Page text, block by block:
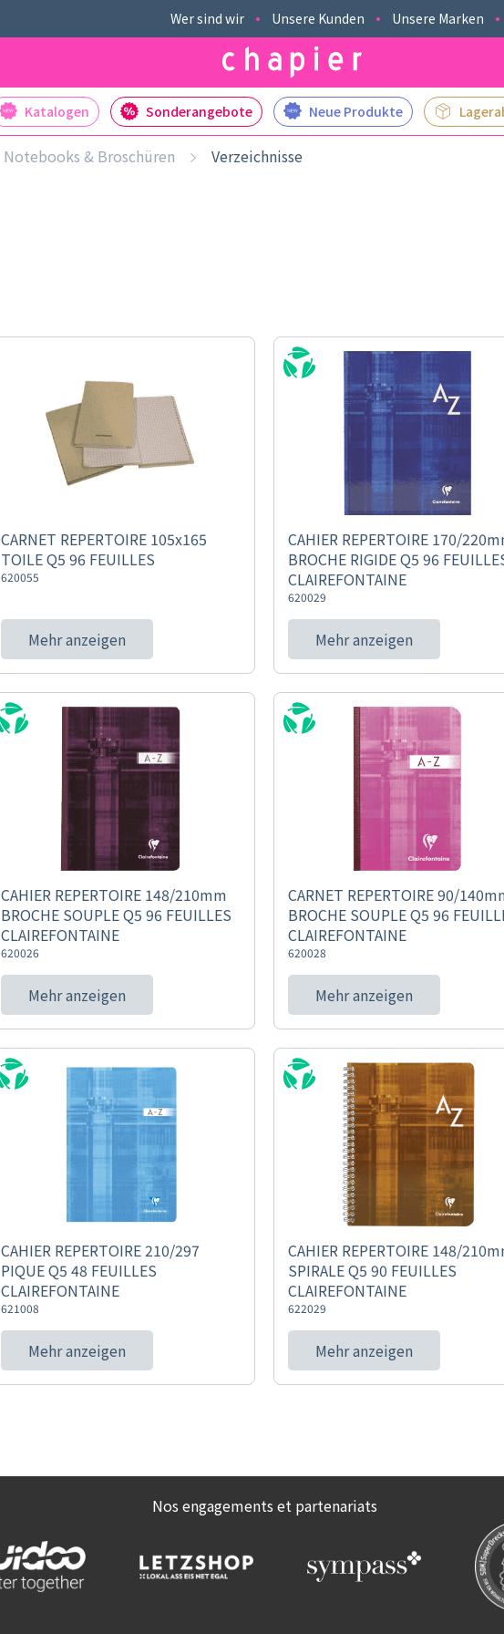
Wer sind wir Unsere Kunden Unsere Marken
Katalogen Sonderangebote Neue Produkte
Notebooks & Broschüren Verzeichnisse
CARNET REPERTOIRE 105x165
TOILE Q5 96 FEUILLES
620055
Mehr anzeigen
CAHIER REPERTOIRE 170/
BROCHE RIGIDE Q5 96
CLAIREFONTAINE
620029
Mehr anzeigen
CAHIER REPERTOIRE 148/210mm
BROCHE SOUPLE Q5 96 FEUILLES
CLAIREFONTAINE
620026
Mehr anzeigen
CARNET REPERTOIRE 90/
BROCHE SOUPLE Q5 96
CLAIREFONTAINE
620028
Mehr anzeigen
CAHIER REPERTOIRE 210/297
PIQUE Q5 48 FEUILLES
CLAIREFONTAINE
621008
Mehr anzeigen
CAHIER REPERTOIRE 148/
SPIRALE Q5 90 FEUILLES
CLAIREFONTAINE
622029
Mehr anzeigen
Nos engagements et partenariats